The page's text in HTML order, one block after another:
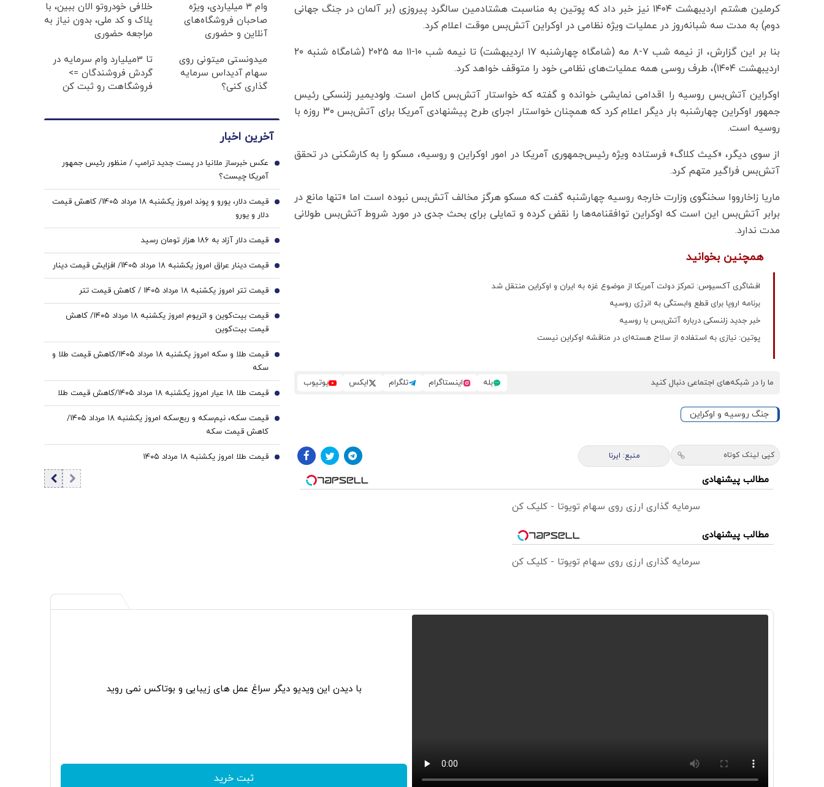
کرملین هشتم اردیبهشت‌ ۱۴۰۴ نیز خبر داد که پوتین به مناسبت هشتادمین سالگرد پیروزی (بر آلمان در جنگ جهانی
دوم) به مدت سه شبانه‌روز در عملیات ویژه نظامی در اوکراین آتش‌بس موقت اعلام کرد.
بنا بر این گزارش، از نیمه شب ۷-۸ مه (شامگاه چهارشنبه ۱۷ اردیبهشت) تا نیمه شب ۱۰-۱۱ مه ۲۰۲۵ (شامگاه شنبه ۲۰
اردیبهشت ۱۴۰۴)، طرف روسی همه عملیات‌های نظامی خود را متوقف خواهد کرد.
اوکراین آتش‌بس روسیه را اقدامی نمایشی خوانده و گفته که خواستار آتش‌بس کامل است. ولودیمیر زلنسکی رئیس
جمهور اوکراین چهارشنبه بار دیگر اعلام کرد که همچنان خواستار اجرای طرح پیشنهادی آمریکا برای آتش‌بس ۳۰ روزه با
روسیه است.
از سوی دیگر، «کیث کلاگ» فرستاده ویژه رئیس‌جمهوری آمریکا در امور اوکراین و روسیه، مسکو را به کارشکنی در تحقق
آتش‌بس فراگیر متهم کرد.
ماریا زاخارووا سخنگوی وزارت خارجه روسیه چهارشنبه گفت که مسکو هرگز مخالف آتش‌بس نبوده است اما «تنها مانع در
برابر آتش‌بس این است که اوکراین توافقنامه‌ها را نقض کرده و تمایلی برای بحث جدی در مورد شروط آتش‌بس طولانی
مدت ندارد.
همچنین بخوانید
افشاگری آکسیوس: تمرکز دولت آمریکا از موضوع غزه به ایران و اوکراین منتقل شد
برنامه اروپا برای قطع وابستگی به انرژی روسیه
خبر جدید زلنسکی درباره آتش‌بس با روسیه
پوتین: نیازی به استفاده از سلاح هسته‌ای در مناقشه اوکراین نیست
ما را در شبکه‌های اجتماعی دنبال کنید بله اینستاگرام تلگرام ایکس یوتیوب
جنگ روسیه و اوکراین
کپی لینک کوتاه منبع: ایرنا
مطالب پیشنهادی
سرمایه گذاری ارزی روی سهام تویوتا - کلیک کن
مطالب پیشنهادی
سرمایه گذاری ارزی روی سهام تویوتا - کلیک کن
وام ۳ میلیاردی، ویژه
صاحبان فروشگاه‌های
آنلاین و حضوری
خلافی خودروتو الان ببین، با
پلاک و کد ملی، بدون نیاز به
مراجعه حضوری
میدونستی میتونی روی
سهام آدیداس سرمایه
گذاری کنی؟
تا 3میلیارد وام سرمایه در
گردش فروشندگان =>
فروشگاهت رو ثبت کن
آخرین اخبار
عکس خبرساز ملانیا در پست جدید ترامپ / منظور رئیس جمهور
آمریکا چیست؟
1
قیمت دلار، یورو و پوند امروز یکشنبه ۱۸ مرداد 1405/ کاهش قیمت
دلار و یورو
2
قیمت دلار آزاد به 186 هزار تومان رسید 3
قیمت دینار عراق امروز یکشنبه ۱۸ مرداد 1405/ افزایش قیمت دینار 4
قیمت تتر امروز یکشنبه ۱۸ مرداد 1405 / کاهش قیمت تتر 5
قیمت بیت‌کوین و اتریوم امروز یکشنبه ۱۸ مرداد ۱۴۰۵/ کاهش
قیمت بیت‌کوین
6
قیمت طلا و سکه امروز یکشنبه ۱۸ مرداد ۱۴۰۵/کاهش قیمت طلا و
سکه
7
قیمت طلا ۱۸ عیار امروز یکشنبه ۱۸ مرداد ۱۴۰۵/کاهش قیمت طلا 8
قیمت سکه، نیم‌سکه و ربع‌سکه امروز یکشنبه ۱۸ مرداد ۱۴۰۵/
کاهش قیمت سکه
9
قیمت طلا امروز یکشنبه ۱۸ مرداد ۱۴۰۵ 10
با دیدن این ویدیو دیگر سراغ عمل های زیبایی و بوتاکس نمی روید
ثبت خرید